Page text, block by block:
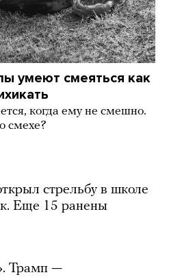
умеют смеяться как
когда ему не смешно.
смехе?
стрельбу в школе
Еще 15 ранены
Трамп —